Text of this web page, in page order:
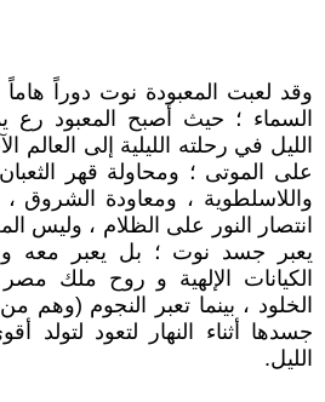
وقد لعبت المعبودة نوت دوراً هاماً
السماء ؛ حيث أصبح المعبود رع
الليل في رحلته الليلية إلى العالم
على الموتى ؛ ومحاولة قهر
واللاسلطوية ، ومعاودة الشروق
انتصار النور على الظلام ، وليس
يعبر جسد نوت ؛ بل يعبر معه
الكيانات الإلهية و روح ملك
الخلود ، بينما تعبر النجوم (وهم
جسدها أثناء النهار لتعود لتولد
الليل.